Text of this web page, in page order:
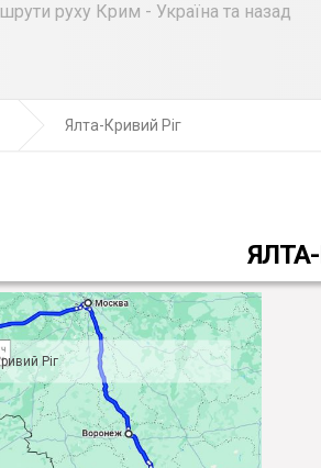
руху Крим - Україна та назад
Ялта-Кривий Ріг
Ріг